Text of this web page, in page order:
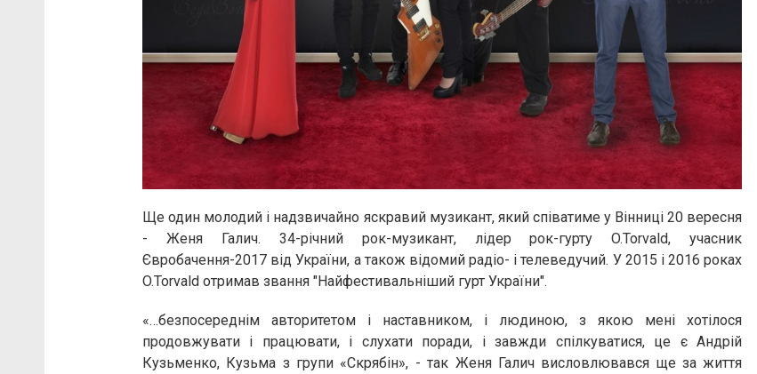
Ще один молодий і надзвичайно яскравий музикант, який співатиме у Вінниці 20 вересня
- Женя Галич. 34-річний рок-музикант, лідер рок-гурту O.Torvald, учасник
Євробачення-2017 від України, а також відомий радіо- і телеведучий. У 2015 і 2016 роках
O.Torvald отримав звання "Найфестивальніший гурт України".
«…безпосереднім авторитетом і наставником, і людиною, з якою мені хотілося
продовжувати і працювати, і слухати поради, і завжди спілкуватися, це є Андрій
Кузьменко, Кузьма з групи «Скрябін», - так Женя Галич висловлювався ще за життя